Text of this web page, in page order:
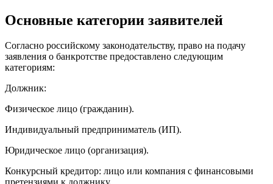
Основные категории заявителей
Согласно российскому законодательству, право на подачу
заявления о банкротстве предоставлено следующим
категориям:
Должник:
Физическое лицо (гражданин).
Индивидуальный предприниматель (ИП).
Юридическое лицо (организация).
Конкурсный кредитор: лицо или компания с финансовыми